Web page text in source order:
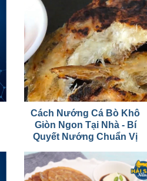
Cách Nướng Cá Bò Khô
Giòn Ngon Tại Nhà - Bí
Quyết Nướng Chuẩn Vị